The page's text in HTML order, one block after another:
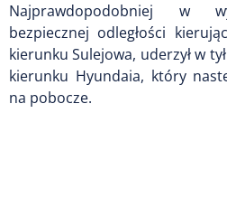
Najprawdopodobniej w
bezpiecznej odległości
kierunku Sulejowa, uderzył w
kierunku Hyundaia, który
na pobocze.